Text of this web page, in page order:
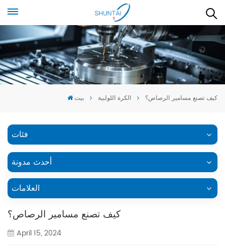
بيت الكرة اللولبية كيف تصنع مسامير الرصاص؟
فئات
أحدث مدونة
العلامات
كيف تصنع مسامير الرصاص؟
April 15, 2024